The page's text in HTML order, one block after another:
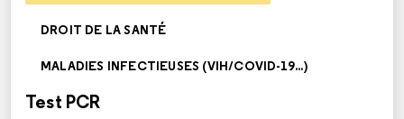
DROIT DE LA SANTÉ
MALADIES INFECTIEUSES (VIH/COVID-19...)
Test PCR